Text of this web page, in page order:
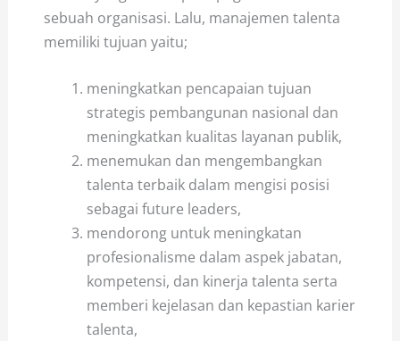
sebuah organisasi. Lalu, manajemen talenta
memiliki tujuan yaitu;
meningkatkan pencapaian tujuan
strategis pembangunan nasional dan
meningkatkan kualitas layanan publik,
menemukan dan mengembangkan
talenta terbaik dalam mengisi posisi
sebagai future leaders,
mendorong untuk meningkatan
profesionalisme dalam aspek jabatan,
kompetensi, dan kinerja talenta serta
memberi kejelasan dan kepastian karier
talenta,